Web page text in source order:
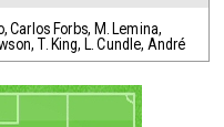
,Carlos Forbs, M. Lemina,
, T. King, L. Cundle, André